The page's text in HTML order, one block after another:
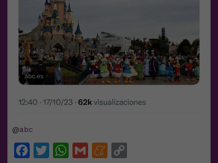
@abc
Facebook
Twitter
WhatsApp
GmailMeneame